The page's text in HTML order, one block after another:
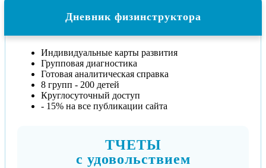
Дневник физинструктора
Индивидуальные карты развития
Групповая диагностика
Готовая аналитическая справка
8 групп - 200 детей
Круглосуточный доступ
- 15% на все публикации сайта
ТЧЕТЫ
c удовольствием